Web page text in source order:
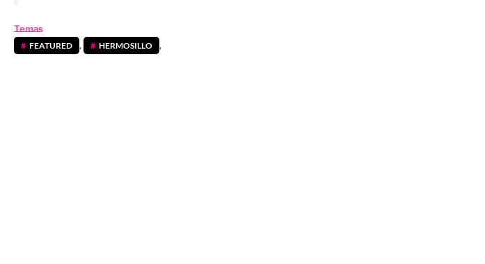
Temas
FEATURED , HERMOSILLO ,